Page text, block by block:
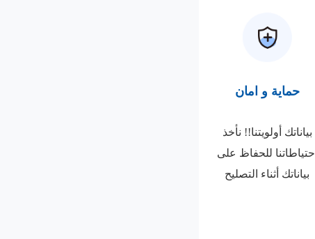
حماية و امان
بياناتك أولويتنا!! نأخذ
احتياطاتنا للحفاظ على
بياناتك أثناء التصليح